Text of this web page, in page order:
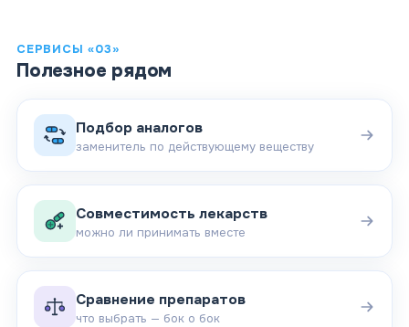
СЕРВИСЫ «03»
Полезное рядом
Подбор аналогов
заменитель по действующему веществу
Совместимость лекарств
можно ли принимать вместе
Сравнение препаратов
что выбрать — бок о бок